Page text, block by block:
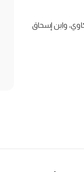
وابن إسحاق